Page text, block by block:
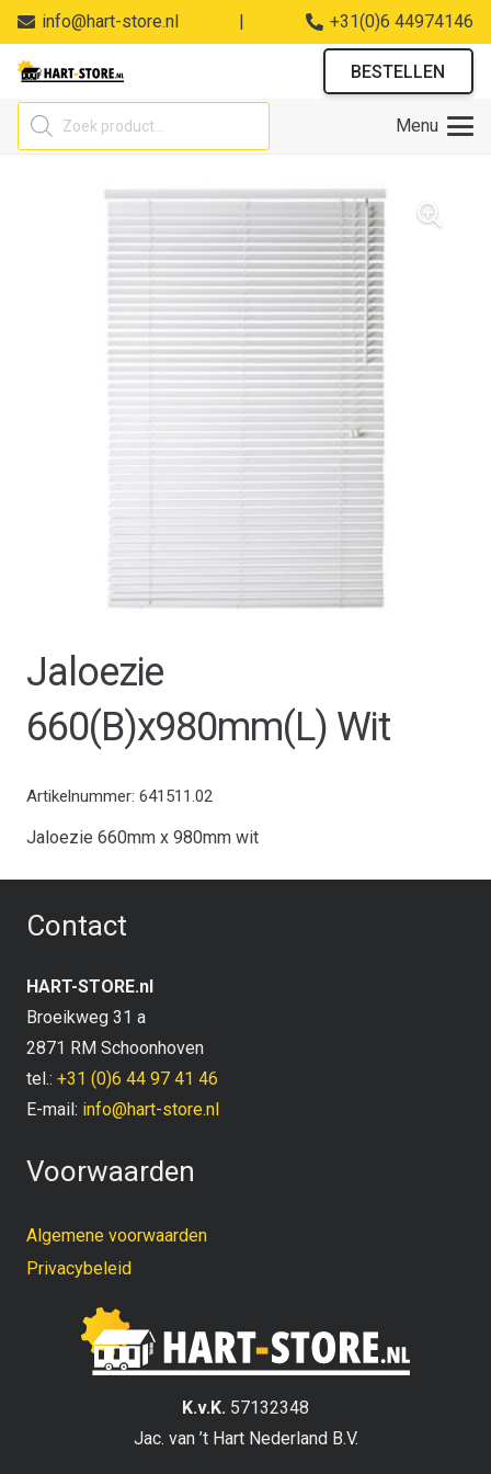
info@hart-store.nl | +31(0)6 44974146
BESTELLEN
Producten
zoeken
Menu
Jaloezie
660(B)x980mm(L) Wit
Artikelnummer: 641511.02
Jaloezie 660mm x 980mm wit
Contact
HART-STORE.nl
Broeikweg 31 a
2871 RM Schoonhoven
tel.: +31 (0)6 44 97 41 46
E-mail: info@hart-store.nl
Voorwaarden
Algemene voorwaarden
Privacybeleid
K.v.K. 57132348
Jac. van ’t Hart Nederland B.V.